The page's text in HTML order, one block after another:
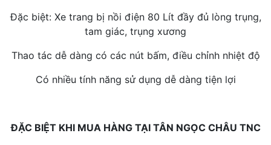
Đặc biệt: Xe trang bị nồi điện 80 Lít đầy đủ lòng trụng,
tam giác, trụng xương
Thao tác dễ dàng có các nút bấm, điều chỉnh nhiệt độ
Có nhiều tính năng sử dụng dễ dàng tiện lợi
ĐẶC BIỆT KHI MUA HÀNG TẠI TÂN NGỌC CHÂU TNC